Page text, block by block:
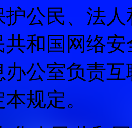
公民、法
共和国网络
办公室负责
规定。